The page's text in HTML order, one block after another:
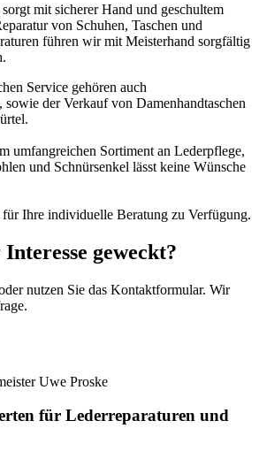
mit sicherer Hand und geschultem
von Schuhen, Taschen und
führen wir mit Meisterhand sorgfältig
Service gehören auch
sowie der Verkauf von Damenhandtaschen
umfangreichen Sortiment an Lederpflege,
und Schnürsenkel lässt keine Wünsche
für Ihre individuelle Beratung zu Verfügung.
geweckt?
nutzen Sie das Kontaktformular. Wir
für Lederreparaturen und